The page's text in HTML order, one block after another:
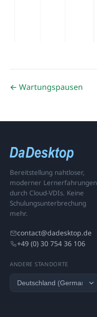
← Wartungspausen
Bereitstellung nahtloser,
moderner Lernerfahrungen
durch Cloud-VDIs. Keine
Schulungsunterbrechung
mehr.
contact@dadesktop.de
+49 (0) 30 754 36 106
ANDERE STANDORTE